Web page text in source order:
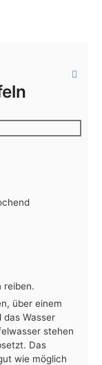
reiben.
über einem
das Wasser
stehen
Das
wie möglich